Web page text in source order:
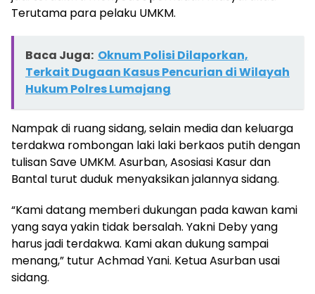
Terutama para pelaku UMKM.
Baca Juga: Oknum Polisi Dilaporkan,
Terkait Dugaan Kasus Pencurian di Wilayah
Hukum Polres Lumajang
Nampak di ruang sidang, selain media dan keluarga
terdakwa rombongan laki laki berkaos putih dengan
tulisan Save UMKM. Asurban, Asosiasi Kasur dan
Bantal turut duduk menyaksikan jalannya sidang.
“Kami datang memberi dukungan pada kawan kami
yang saya yakin tidak bersalah. Yakni Deby yang
harus jadi terdakwa. Kami akan dukung sampai
menang,” tutur Achmad Yani. Ketua Asurban usai
sidang.